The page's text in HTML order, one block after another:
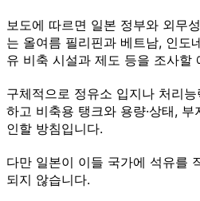
보도에 따르면 일본 정부와 외무
는 올여름 필리핀과 베트남, 인도
유 비축 시설과 제도 등을 조사할
구체적으로 정유소 입지나 처리
하고 비축용 탱크와 용량·상태,
인할 방침입니다.
다만 일본이 이들 국가에 석유를
되지 않습니다.